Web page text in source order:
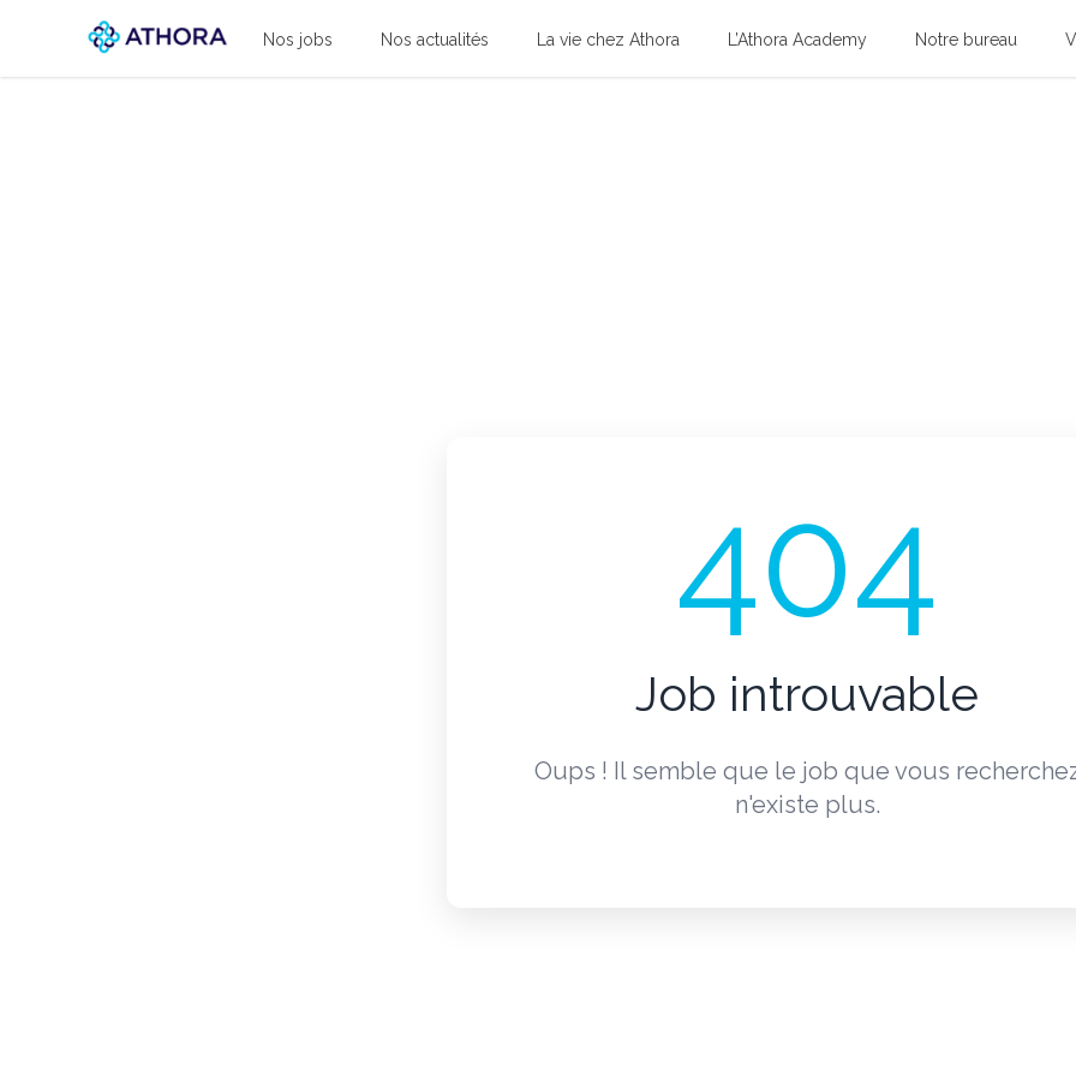
Athora Nos jobs Nos actualités La vie chez Athora L’Athora Academy Notre bureau
404
Job introuvable
Oups ! Il semble que le job que vous
n'existe plus.